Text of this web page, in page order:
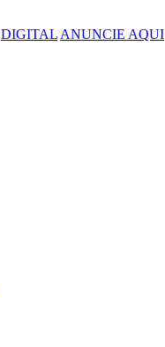
DIGITAL ANUNCIE AQUI